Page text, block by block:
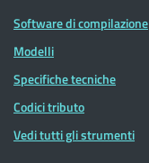
Software di compilazione
Modelli
Specifiche tecniche
Codici tributo
Vedi tutti gli strumenti